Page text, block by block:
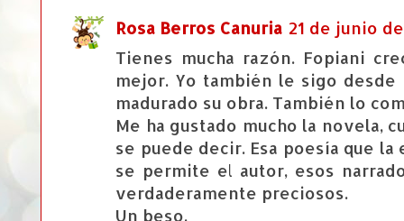
Rosa Berros Canuria 21 de junio
Tienes mucha razón. Fopiani
mejor. Yo también le sigo
madurado su obra. También lo
Me ha gustado mucho la novela,
se puede decir. Esa poesía que
se permite el autor, esos
verdaderamente preciosos.
Un beso.